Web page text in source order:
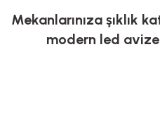
Mekanlarınıza şıklık
modern led